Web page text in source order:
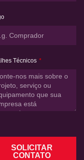
Técnicos
SOLICITAR
CONTATO